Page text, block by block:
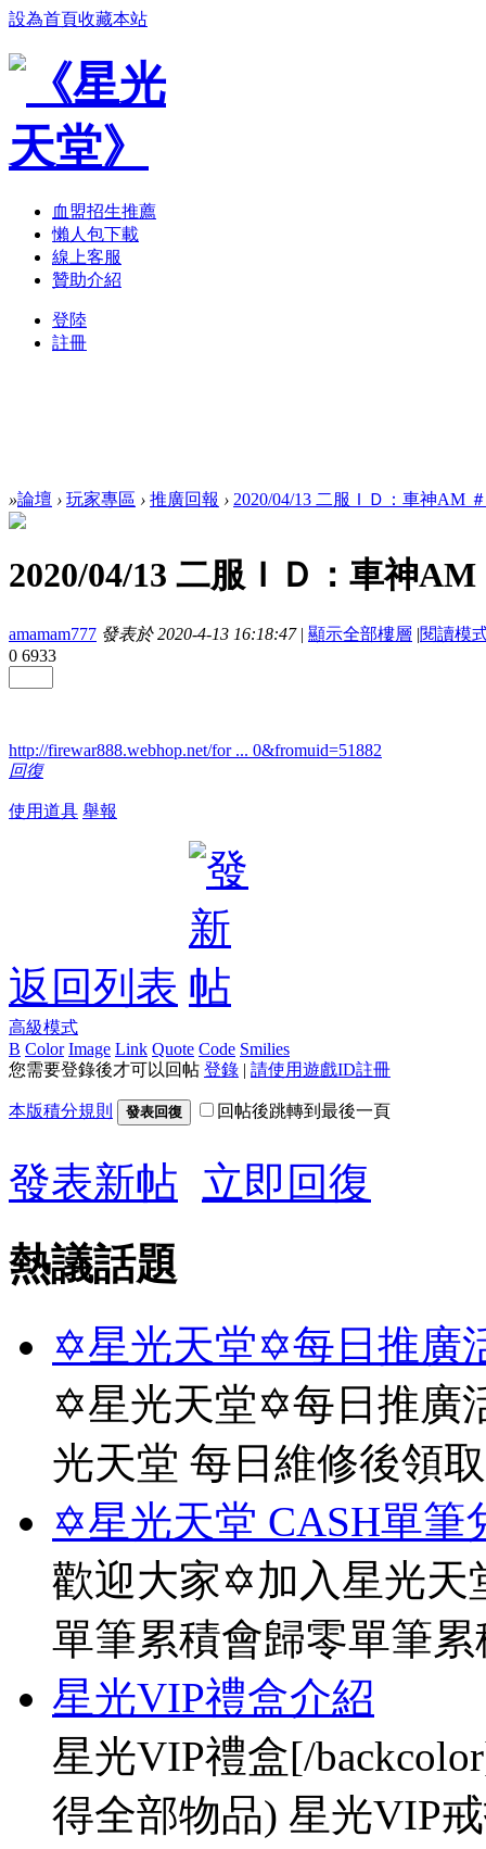
設為首頁收藏本站
血盟招生推薦
懶人包下載
線上客服
贊助介紹
登陸
註冊
»論壇 › 玩家專區 › 推廣回報 › 2020/04/13 二服ＩＤ：車神AM
2020/04/13 二服ＩＤ：車神AM
amamam777 發表於 2020-4-13 16:18:47 | 顯示全部樓層 |閱讀模
0 6933
http://firewar888.webhop.net/for ... 0&fromuid=51882
回復
使用道具 舉報
返回列表
高級模式
B Color Image Link Quote Code Smilies
您需要登錄後才可以回帖 登錄 | 請使用遊戲ID註冊
本版積分規則 發表回復 回帖後跳轉到最後一頁
發表新帖 立即回復
熱議話題
✡星光天堂✡每日推廣
✡星光天堂✡每日推廣
光天堂 每日維修後領
✡星光天堂 CASH單筆
歡迎大家✡加入星光天
單筆累積會歸零單筆
星光VIP禮盒介紹
星光VIP禮盒[/
得全部物品) 星光VIP